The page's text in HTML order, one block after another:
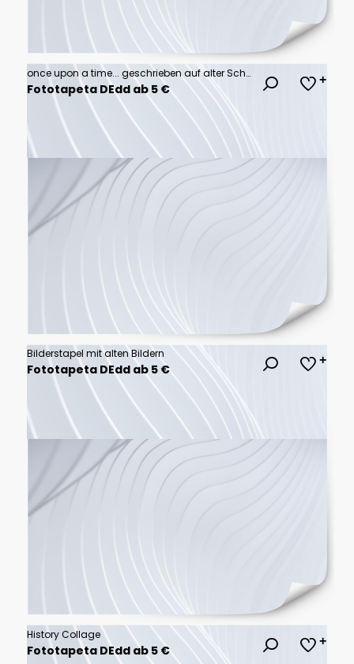
once upon a time... geschrieben auf alter Schreibmaschine
Fototapeta DEdd ab 5 €
Bilderstapel mit alten Bildern
Fototapeta DEdd ab 5 €
History Collage
Fototapeta DEdd ab 5 €